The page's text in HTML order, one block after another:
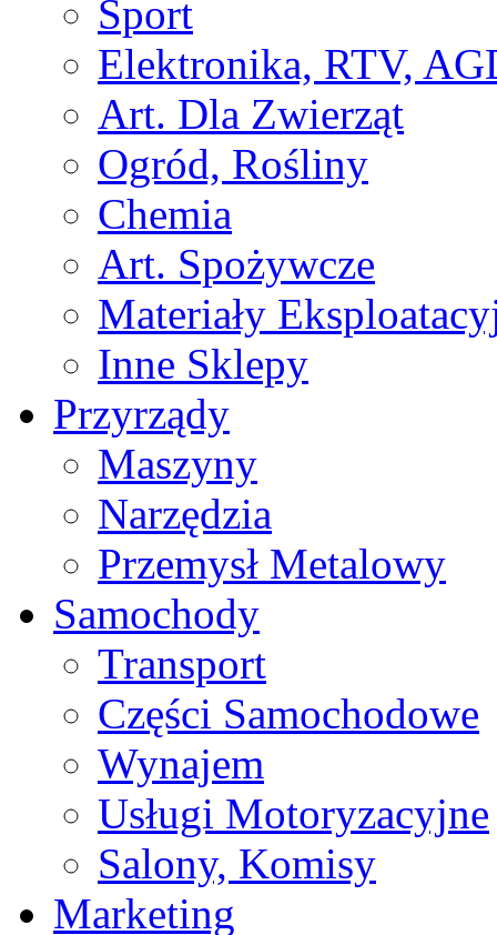
Sport
Elektronika, RTV,
Art. Dla Zwierząt
Ogród, Rośliny
Chemia
Art. Spożywcze
Materiały
Inne Sklepy
Przyrządy
Maszyny
Narzędzia
Przemysł Metalowy
Samochody
Transport
Części Samochodowe
Wynajem
Usługi Motoryzacyjne
Salony, Komisy
Marketing